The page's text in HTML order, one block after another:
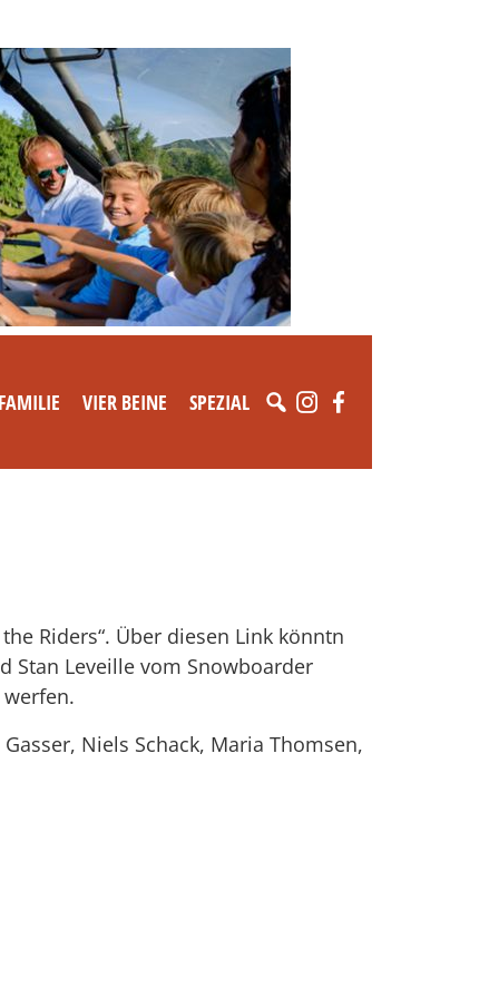
VIER BEINE SPEZIAL
Riders“. Über diesen Link könntn
Stan Leveille vom Snowboarder
Niels Schack, Maria Thomsen,